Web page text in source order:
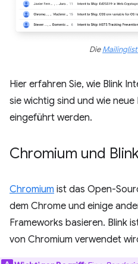
Die
Hier erfahren Sie, wie Blink
sie wichtig sind und wie neue
eingeführt werden.
Chromium und
Chromium ist das Open-
dem Chrome und einige
Frameworks basieren. Blink
von Chromium verwendet